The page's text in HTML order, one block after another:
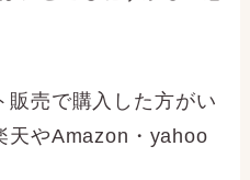
販売で購入した方がい
天やAmazon・yahoo